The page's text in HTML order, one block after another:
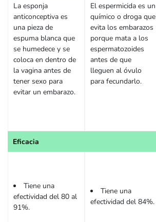
La esponja
anticonceptiva es
una pieza de
espuma blanca que
se humedece y se
coloca en dentro de
la vagina antes de
tener sexo para
evitar un embarazo.
Eficacia
Tiene una
efectividad del 80 al
91%.
El espermicida es un
químico o droga que
evita los embarazos
porque mata a los
espermatozoides
antes de que
lleguen al óvulo
para fecundarlo.
Tiene una
efectividad del 84%.